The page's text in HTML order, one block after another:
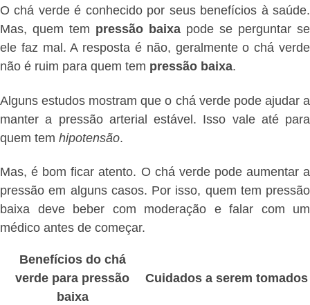
O chá verde é conhecido por seus benefícios à saúde.
Mas, quem tem pressão baixa pode se perguntar se
ele faz mal. A resposta é não, geralmente o chá verde
não é ruim para quem tem pressão baixa.
Alguns estudos mostram que o chá verde pode ajudar a
manter a pressão arterial estável. Isso vale até para
quem tem hipotensão.
Mas, é bom ficar atento. O chá verde pode aumentar a
pressão em alguns casos. Por isso, quem tem pressão
baixa deve beber com moderação e falar com um
médico antes de começar.
Benefícios do chá
verde para pressão
baixa
Cuidados a serem tomados